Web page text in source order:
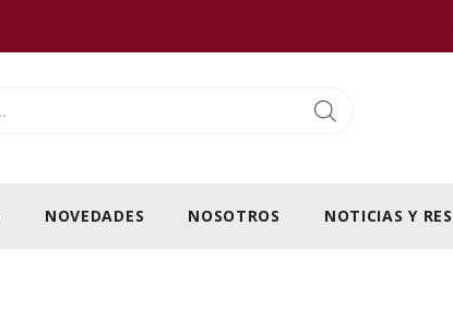
NOVEDADES NOSOTROS NOTICIAS Y